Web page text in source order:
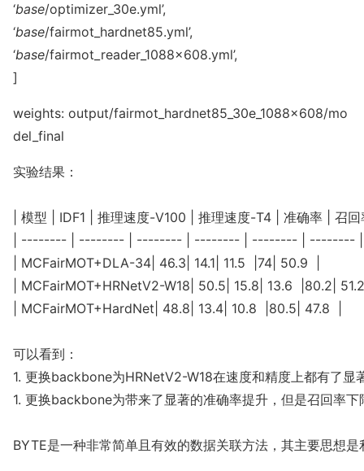
‘base/optimizer_30e.yml’,
‘base/fairmot_hardnet85.yml’,
‘base/fairmot_reader_1088x608.yml’,
]
weights: output/fairmot_hardnet85_30e_1088x608/mo
del_final
实验结果：
| 模型 | IDF1 | 推理速度-V100 | 推理速度-T4 | 准确率 | 召回
| -------- | -------- | -------- | -------- | -------- | -------- |
| MCFairMOT+DLA-34| 46.3| 14.1| 11.5  |74| 50.9  |
| MCFairMOT+HRNetV2-W18| 50.5| 15.8| 13.6  |80.2| 51.2
| MCFairMOT+HardNet| 48.8| 13.4| 10.8  |80.5| 47.8  |
可以看到：
1. 更换backbone为HRNetV2-W18在速度和精度上都有了显
1. 更换backbone为带来了显著的准确率提升，但是召回率
BYTE是一种非常简单且有效的数据关联方法，其主要思想